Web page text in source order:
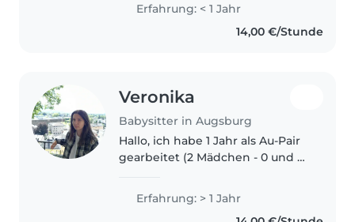
einem Kinder-Camp als auch
während meiner Tätigkeit im
Erfahrung: < 1 Jahr
14,00 €/Stunde
Veronika
Babysitter in Augsburg
Hallo, ich habe 1 Jahr als Au-Pair
gearbeitet (2 Mädchen - 0 und 2
einen Ausbildung und könnte
gerne am Wochenende Ihnen
Erfahrung: > 1 Jahr